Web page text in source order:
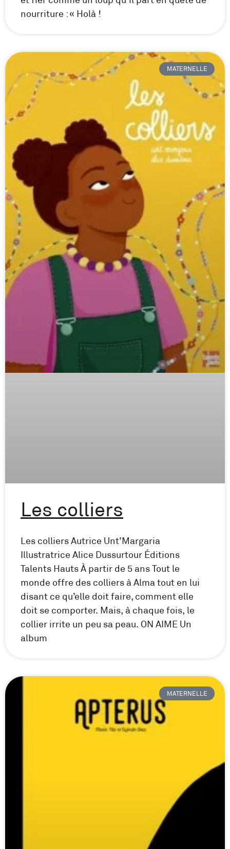
nourriture : « Holà !
MATERNELLE
Les colliers
Les colliers Autrice Unt’Margaria
Illustratrice Alice Dussurtour Éditions
Talents Hauts À partir de 5 ans Tout le
monde offre des colliers à Alma tout en lui
disant ce qu’elle doit faire, comment elle
doit se comporter. Mais, à chaque fois, le
collier irrite un peu sa peau. ON AIME Un
album
MATERNELLE